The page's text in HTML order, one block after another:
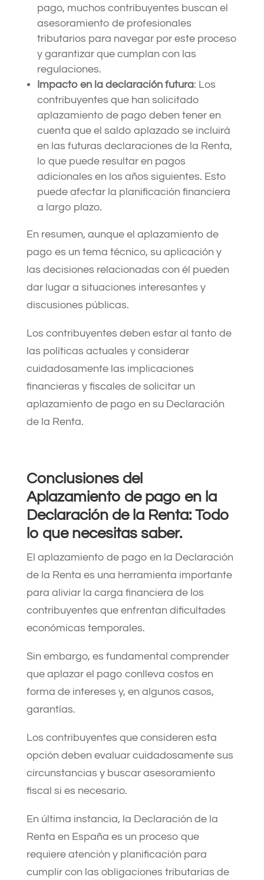
pago, muchos contribuyentes buscan el
asesoramiento de profesionales
tributarios para navegar por este proceso
y garantizar que cumplan con las
regulaciones.
Impacto en la declaración futura: Los
contribuyentes que han solicitado
aplazamiento de pago deben tener en
cuenta que el saldo aplazado se incluirá
en las futuras declaraciones de la Renta,
lo que puede resultar en pagos
adicionales en los años siguientes. Esto
puede afectar la planificación financiera
a largo plazo.
En resumen, aunque el aplazamiento de
pago es un tema técnico, su aplicación y
las decisiones relacionadas con él pueden
dar lugar a situaciones interesantes y
discusiones públicas.
Los contribuyentes deben estar al tanto de
las políticas actuales y considerar
cuidadosamente las implicaciones
financieras y fiscales de solicitar un
aplazamiento de pago en su Declaración
de la Renta.
Conclusiones del
Aplazamiento de pago en la
Declaración de la Renta: Todo
lo que necesitas saber.
El aplazamiento de pago en la Declaración
de la Renta es una herramienta importante
para aliviar la carga financiera de los
contribuyentes que enfrentan dificultades
económicas temporales.
Sin embargo, es fundamental comprender
que aplazar el pago conlleva costos en
forma de intereses y, en algunos casos,
garantías.
Los contribuyentes que consideren esta
opción deben evaluar cuidadosamente sus
circunstancias y buscar asesoramiento
fiscal si es necesario.
En última instancia, la Declaración de la
Renta en España es un proceso que
requiere atención y planificación para
cumplir con las obligaciones tributarias de